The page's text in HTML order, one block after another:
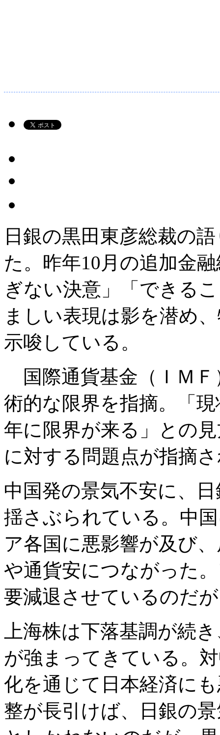
日銀の黒田東彦総裁の
た。昨年10月の追加金
ぎない決意」「できる
ましい表現は影を潜め
示唆している。
国際通貨基金（ＩＭＦ
術的な限界を指摘。「
年に限界が来る」との
に対する問題点が指摘
中国発の景気不安に、
揺さぶられている。中
ア各国に悪影響が及び
や通貨安につながった
要減退させているのだ
上海株は下落基調が続
が強まってきている。
化を通じて日本経済に
整が長引けば、日銀の